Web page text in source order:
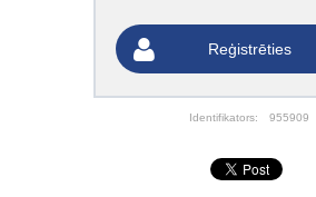
Reģistrēties
Identifikators: 955909